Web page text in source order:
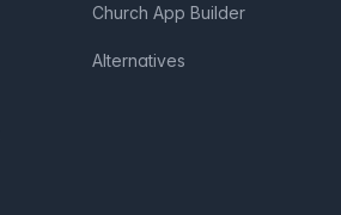
Church App Builder
Alternatives